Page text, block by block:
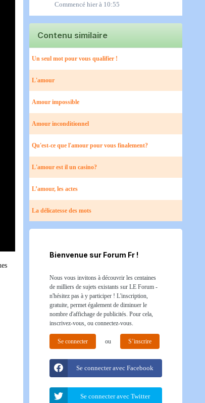
Commencé hier à 10:55
Contenu similaire
Un seul mot pour vous qualifier !
L'amour
Amour impossible
Amour inconditionnel
Qu'est-ce que l'amour pour vous finalement?
L'amour est il un casino?
L’amour, les actes
La délicatesse des mots
Bienvenue sur Forum Fr !
Nous vous invitons à découvrir les centaines
de milliers de sujets existants sur LE Forum -
n'hésitez pas à y participer ! L'inscription,
gratuite, permet également de diminuer le
nombre d'affichage de publicités. Pour cela,
inscrivez-vous, ou connectez-vous.
Se connecter ou S’inscrire
Se connecter avec Facebook
Se connecter avec Twitter